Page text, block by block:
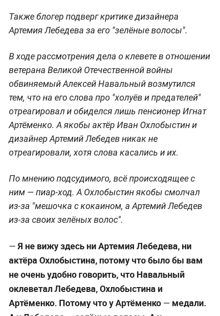
Также блогер подверг критике дизайнера
Артемия Лебедева за его "зелёные волосы".
В ходе рассмотрения дела о клевете в отношении
ветерана Великой Отечественной войны
обвиняемый Алексей Навальный возмутился
тем, что на его слова про "холуёв и предателей"
отреагировал и обиделся лишь пенсионер Игнат
Артёменко. А якобы актёр Иван Охлобыстин и
дизайнер Артемий Лебедев никак не
отреагировали, хотя слова касались и их.
По мнению подсудимого, всё происходящее с
ним — пиар-ход. А Охлобыстин якобы смолчал
из-за "мешочка с кокаином, а Артемий Лебедев
из-за своих зелёных волос".
— Я не вижу здесь ни Артемия Лебедева, ни
актёра Охлобыстина, потому что было бы вам
не очень удобно говорить, что Навальный
оклеветал Лебедева, Охлобыстина и
Артёменко. Потому что у Артёменко — медали.